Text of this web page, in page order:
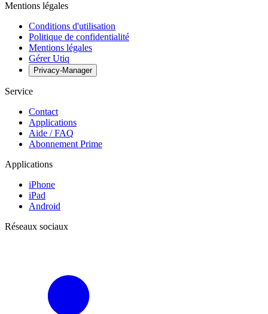
Mentions légales
Conditions d'utilisation
Politique de confidentialité
Mentions légales
Gérer Utiq
Privacy-Manager
Service
Contact
Applications
Aide / FAQ
Abonnement Prime
Applications
iPhone
iPad
Android
Réseaux sociaux